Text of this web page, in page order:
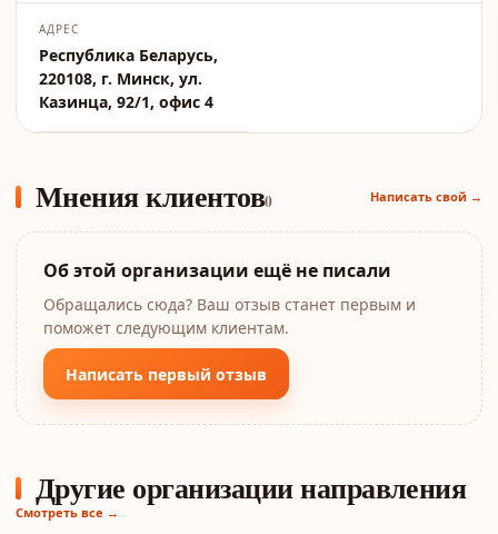
АДРЕС
Республика Беларусь,
220108, г. Минск, ул.
Казинца, 92/1, офис 4
Мнения клиентов0 Написать свой →
Об этой организации ещё не писали
Обращались сюда? Ваш отзыв станет первым и
поможет следующим клиентам.
Написать первый отзыв
Другие организации направления
Смотреть все →